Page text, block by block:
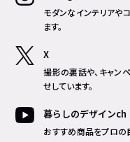
モダンなインテリアや
ます。
X
撮影の裏話や、キャン
せしています。
暮らしのデザインch
おすすめ商品をプロの